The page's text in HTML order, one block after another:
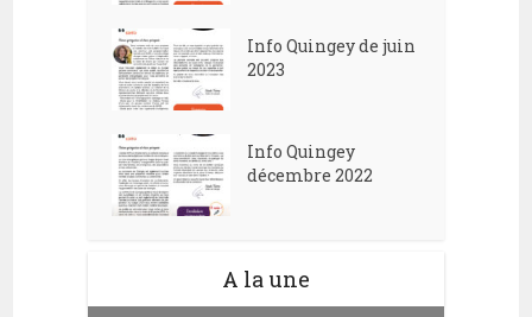
Info Quingey de juin
2023
Info Quingey
décembre 2022
A la une